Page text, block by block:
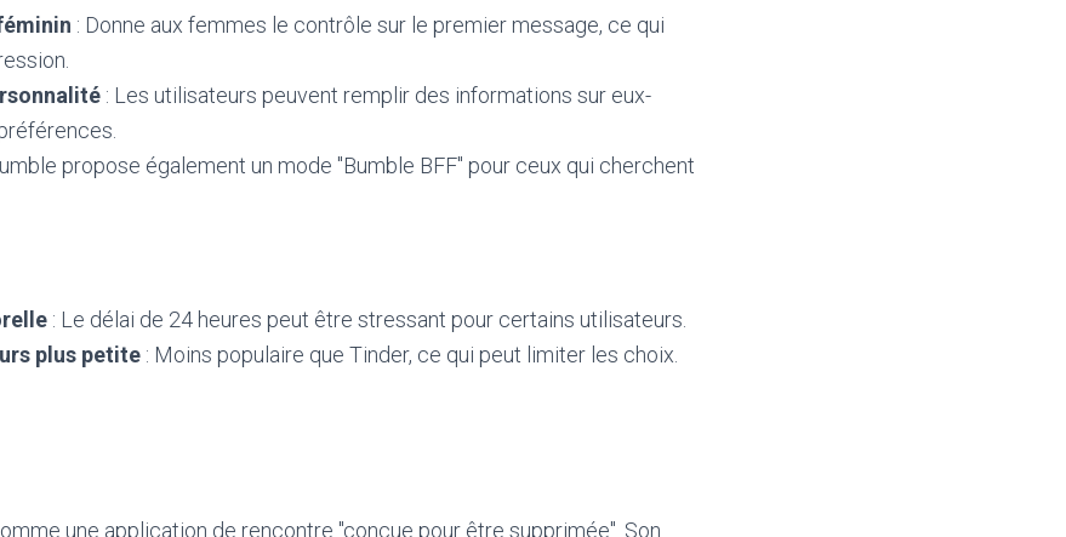
: Donne aux femmes le contrôle sur le premier message, ce qui
: Les utilisateurs peuvent remplir des informations sur eux-
propose également un mode "Bumble BFF" pour ceux qui cherchent
: Le délai de 24 heures peut être stressant pour certains utilisateurs.
plus petite : Moins populaire que Tinder, ce qui peut limiter les choix.
une application de rencontre "conçue pour être supprimée". Son